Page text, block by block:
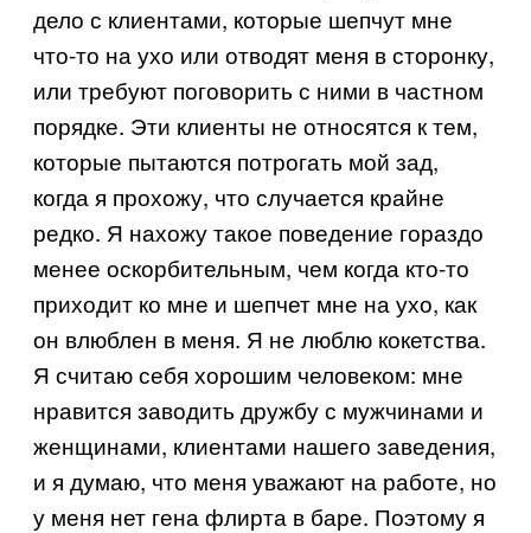
дело с клиентами, которые шепчут мне
что-то на ухо или отводят меня в сторонку,
или требуют поговорить с ними в частном
порядке. Эти клиенты не относятся к тем,
которые пытаются потрогать мой зад,
когда я прохожу, что случается крайне
редко. Я нахожу такое поведение гораздо
менее оскорбительным, чем когда кто-то
приходит ко мне и шепчет мне на ухо, как
он влюблен в меня. Я не люблю кокетства.
Я считаю себя хорошим человеком: мне
нравится заводить дружбу с мужчинами и
женщинами, клиентами нашего заведения,
и я думаю, что меня уважают на работе, но
у меня нет гена флирта в баре. Поэтому я